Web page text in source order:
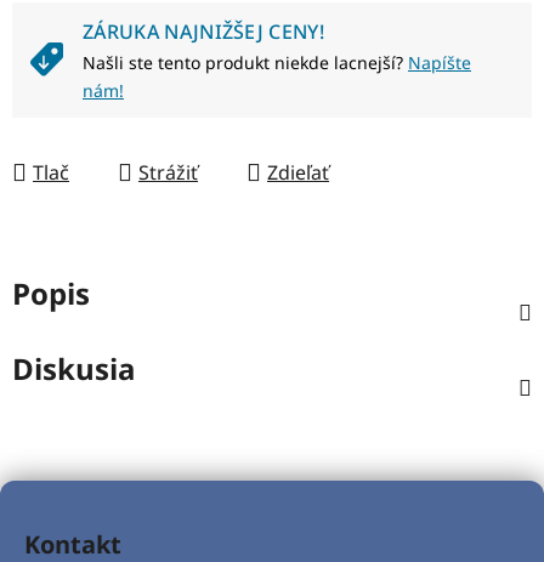
ZÁRUKA NAJNIŽŠEJ CENY!
Našli ste tento produkt niekde lacnejší? Napíšte
nám!
Tlač Strážiť Zdieľať
Popis
Diskusia
Z
Kontakt